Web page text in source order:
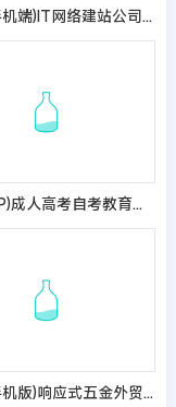
(自适应手机端)IT网络建站公司pbootcms模板 互联网营销企业网站源码
(PC+WAP)成人高考自考教育机构类网站pbootcms模板 教育考研网站源码
(自适应手机版)响应式五金外贸英文网站模板